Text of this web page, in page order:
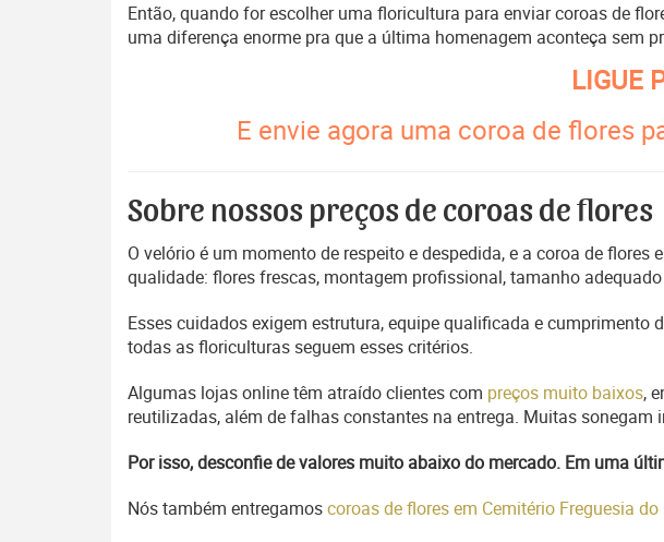
Então, quando for escolher uma floricultura para enviar coroas de
uma diferença enorme pra que a última homenagem aconteça sem
LIGUE
E envie agora uma coroa de flores
Sobre nossos preços de coroas de flores
O velório é um momento de respeito e despedida, e a coroa de
qualidade: flores frescas, montagem profissional, tamanho
Esses cuidados exigem estrutura, equipe qualificada e
todas as floriculturas seguem esses critérios.
Algumas lojas online têm atraído clientes com preços muito baixos,
reutilizadas, além de falhas constantes na entrega. Muitas
Por isso, desconfie de valores muito abaixo do mercado. Em uma
Nós também entregamoscoroas de flores em Cemitério Freguesia